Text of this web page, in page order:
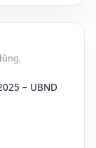
10 hiểu nhầm
nhé. Như mình đã
máy tính không
bạn cần phải biết
kiệm thời gian
– UBND